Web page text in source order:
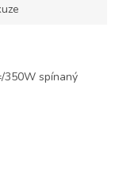
350W spínaný